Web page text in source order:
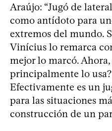
Araújo: “Jugó de
como antídoto para
extremos del mundo.
Vinícius lo remarca
mejor lo marcó.
principalmente lo
Efectivamente es un
para las situaciones
construcción de un